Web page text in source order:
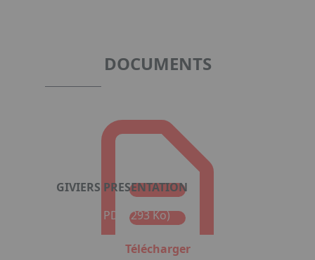
DOCUMENTS
GIVIERS PRESENTATION
Format : PDF (293 Ko)
Télécharger